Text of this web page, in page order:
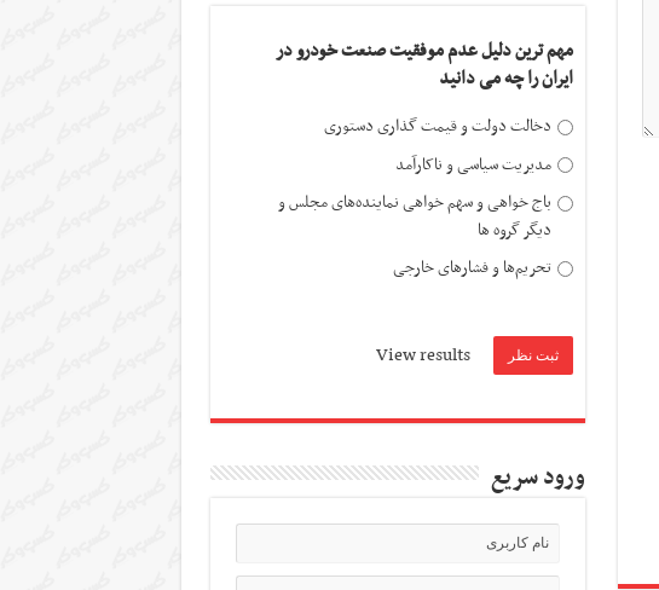
مهم ترین دلیل عدم موفقیت صنعت خودرو در
ایران را چه می دانید
دخالت دولت و قیمت گذاری دستوری
مدیریت سیاسی و ناکارآمد
باج خواهی و سهم خواهی نماینده‌های مجلس و
دیگر گروه ها
تحریم‌ها و فشارهای خارجی
View results
ورود سریع